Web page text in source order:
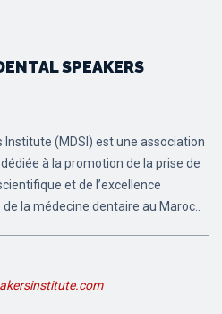
SPEAKERS
Institute (MDSI) est une association
à la promotion de la prise de
et de l’excellence
la médecine dentaire au Maroc..